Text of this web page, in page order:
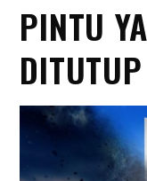
PINTU
DITUTUP